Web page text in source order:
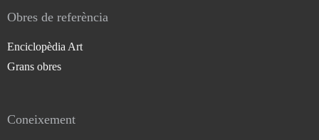
Obres de referència
Enciclopèdia Art
Grans obres
Coneixement